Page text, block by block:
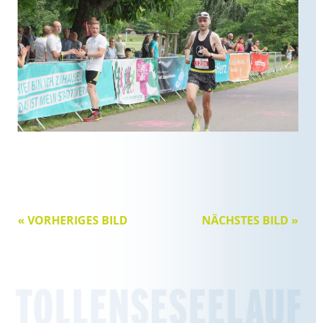
« VORHERIGES BILD NÄCHSTES BILD »